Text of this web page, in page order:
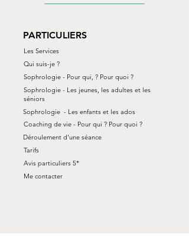
PARTICULIERS
Les Services
Qui suis-je ?
Sophrologie - Pour qui, ? Pour quoi ?
Sophrologie - Les jeunes, les adultes et les
séniors
Sophrologie - Les enfants et les ados
Coaching de vie - Pour qui ? Pour quoi ?
Déroulement d'une séance
Tarifs
Avis particuliers 5*
Me contacter